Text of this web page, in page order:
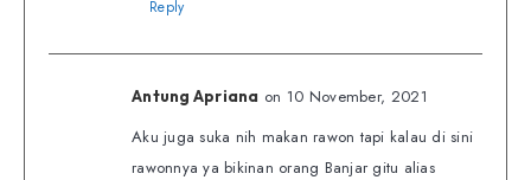
Reply
Antung Apriana on 10 November, 2021
Aku juga suka nih makan rawon tapi kalau di sini
rawonnya ya bikinan orang Banjar gitu alias